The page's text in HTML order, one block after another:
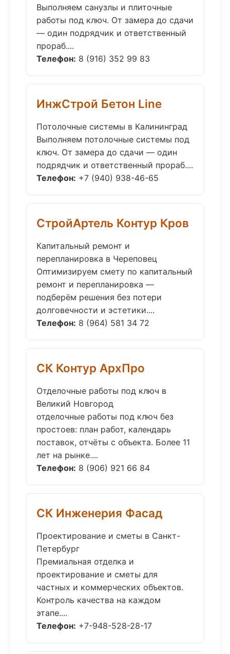
Выполняем санузлы и плиточные
работы под ключ. От замера до сдачи
— один подрядчик и ответственный
прораб....
Телефон: 8 (916) 352 99 83
ИнжСтрой Бетон Line
Потолочные системы в Калининград
Выполняем потолочные системы под
ключ. От замера до сдачи — один
подрядчик и ответственный прораб....
Телефон: +7 (940) 938-46-65
СтройАртель Контур Кров
Капитальный ремонт и
перепланировка в Череповец
Оптимизируем смету по капитальный
ремонт и перепланировка —
подберём решения без потери
долговечности и эстетики....
Телефон: 8 (964) 581 34 72
СК Контур АрхПро
Отделочные работы под ключ в
Великий Новгород
отделочные работы под ключ без
простоев: план работ, календарь
поставок, отчёты с объекта. Более 11
лет на рынке....
Телефон: 8 (906) 921 66 84
СК Инженерия Фасад
Проектирование и сметы в Санкт-
Петербург
Премиальная отделка и
проектирование и сметы для
частных и коммерческих объектов.
Контроль качества на каждом
этапе....
Телефон: +7-948-528-28-17